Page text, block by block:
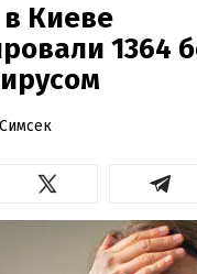
в Киеве
1364